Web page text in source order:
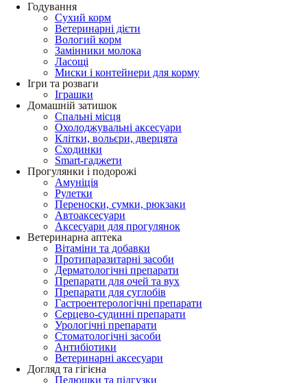
Годування
Сухий корм
Ветеринарні дієти
Вологий корм
Замінники молока
Ласощі
Миски і контейнери для корму
Ігри та розваги
Іграшки
Домашній затишок
Спальні місця
Охолоджувальні аксесуари
Клітки, вольєри, дверцята
Сходинки
Smart-гаджети
Прогулянки і подорожі
Амуніція
Рулетки
Переноски, сумки, рюкзаки
Автоаксесуари
Аксесуари для прогулянок
Ветеринарна аптека
Вітаміни та добавки
Протипаразитарні засоби
Дерматологічні препарати
Препарати для очей та вух
Препарати для суглобів
Гастроентерологічні препарати
Серцево-судинні препарати
Урологічні препарати
Стоматологічні засоби
Антибіотики
Ветеринарні аксесуари
Догляд та гігієна
Пелюшки та підгузки